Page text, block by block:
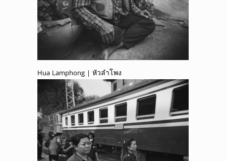
Hua Lamphong | หัวลำโพง